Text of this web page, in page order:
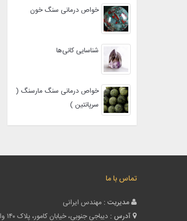
خواص درمانی سنگ خون
شناسایی کانی‌ها
خواص درمانی سنگ مارسنگ (
سرپانتین )
تماس با ما
مدیریت : مهندس ایرانی
آدرس : دیباجی جنوبی، خیابان کامور، پلاک ۱۴۰ واحد ۲